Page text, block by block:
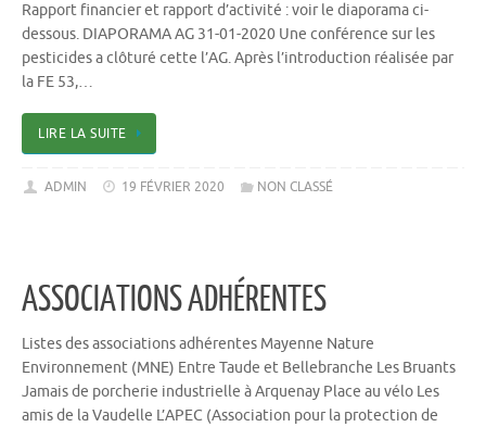
Rapport financier et rapport d’activité : voir le diaporama ci-
dessous. DIAPORAMA AG 31-01-2020 Une conférence sur les
pesticides a clôturé cette l’AG. Après l’introduction réalisée par
la FE 53,…
LIRE LA SUITE
ADMIN 19 FÉVRIER 2020 NON CLASSÉ
ASSOCIATIONS ADHÉRENTES
Listes des associations adhérentes Mayenne Nature
Environnement (MNE) Entre Taude et Bellebranche Les Bruants
Jamais de porcherie industrielle à Arquenay Place au vélo Les
amis de la Vaudelle L’APEC (Association pour la protection de